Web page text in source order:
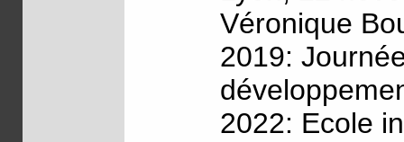
Véronique
2019:
2022: Ecole